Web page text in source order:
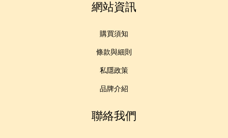
網站資訊
購買須知
條款與細則
私隱政策
品牌介紹
聯絡我們